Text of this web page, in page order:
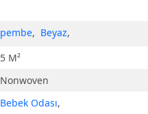
pembe, Beyaz,
5 M²
Nonwoven
Bebek Odası,